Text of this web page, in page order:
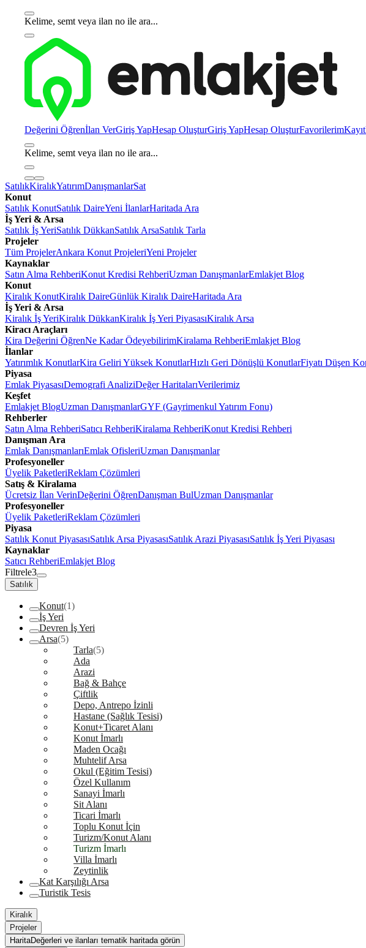
Kelime, semt veya ilan no ile ara...
Değerini Öğrenİlan VerGiriş YapHesap OluşturGiriş YapHesap OluşturFavorilerim
Kelime, semt veya ilan no ile ara...
SatılıkKiralıkYatırımDanışmanlarSat
Konut
Satılık KonutSatılık DaireYeni İlanlarHaritada Ara
İş Yeri & Arsa
Satılık İş YeriSatılık DükkanSatılık ArsaSatılık Tarla
Projeler
Tüm ProjelerAnkara Konut ProjeleriYeni Projeler
Kaynaklar
Satın Alma RehberiKonut Kredisi RehberiUzman DanışmanlarEmlakjet Blog
Konut
Kiralık KonutKiralık DaireGünlük Kiralık DaireHaritada Ara
İş Yeri & Arsa
Kiralık İş YeriKiralık DükkanKiralık İş Yeri PiyasasıKiralık Arsa
Kiracı Araçları
Kira Değerini ÖğrenNe Kadar ÖdeyebilirimKiralama RehberiEmlakjet Blog
İlanlar
Yatırımlık KonutlarKira Geliri Yüksek KonutlarHızlı Geri Dönüşlü KonutlarFiyatı Düşen
Piyasa
Emlak PiyasasıDemografi AnaliziDeğer HaritalarıVerilerimiz
Keşfet
Emlakjet BlogUzman DanışmanlarGYF (Gayrimenkul Yatırım Fonu)
Rehberler
Satın Alma RehberiSatıcı RehberiKiralama RehberiKonut Kredisi Rehberi
Danışman Ara
Emlak DanışmanlarıEmlak OfisleriUzman Danışmanlar
Profesyoneller
Üyelik PaketleriReklam Çözümleri
Satış & Kiralama
Ücretsiz İlan VerinDeğerini ÖğrenDanışman BulUzman Danışmanlar
Profesyoneller
Üyelik PaketleriReklam Çözümleri
Piyasa
Satılık Konut PiyasasıSatılık Arsa PiyasasıSatılık Arazi PiyasasıSatılık İş Yeri Piyasası
Kaynaklar
Satıcı RehberiEmlakjet Blog
Filtrele3
Satılık
Konut(1)
İş Yeri
Devren İş Yeri
Arsa(5)
Tarla(5)
Ada
Arazi
Bağ & Bahçe
Çiftlik
Depo, Antrepo İzinli
Hastane (Sağlık Tesisi)
Konut+Ticaret Alanı
Konut İmarlı
Maden Ocağı
Muhtelif Arsa
Okul (Eğitim Tesisi)
Özel Kullanım
Sanayi İmarlı
Sit Alanı
Ticari İmarlı
Toplu Konut İçin
Turizm/Konut Alanı
Turizm İmarlı
Villa İmarlı
Zeytinlik
Kat Karşılığı Arsa
Turistik Tesis
Kiralık
Projeler
HaritaDeğerleri ve ilanları tematik haritada görün